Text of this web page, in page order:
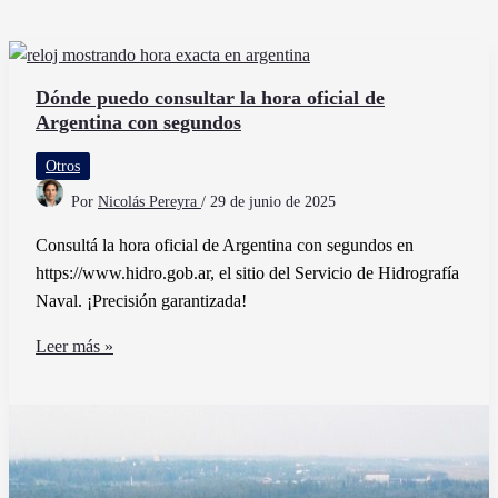
Dónde puedo consultar la hora oficial de
Argentina con segundos
Otros
Por Nicolás Pereyra / 29 de junio de 2025
Consultá la hora oficial de Argentina con segundos en
https://www.hidro.gob.ar, el sitio del Servicio de Hidrografía
Naval. ¡Precisión garantizada!
Dónde
hora
oficial
Leer más »